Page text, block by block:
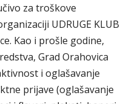
za troškove
UDRUGE KLUB
Kao i prošle godine,
Grad Orahovica
i oglašavanje
prijave (oglašavanje